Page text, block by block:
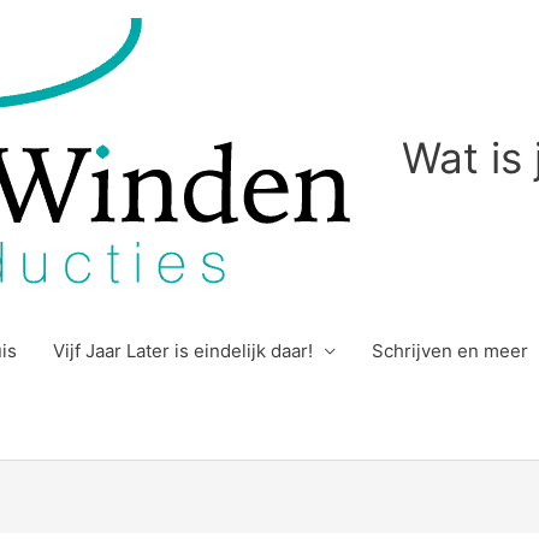
Wat is
Vijf Jaar Later is eindelijk daar! Schrijven en meer